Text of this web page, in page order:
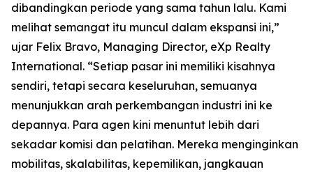
dibandingkan periode yang sama tahun lalu. Kami
melihat semangat itu muncul dalam ekspansi ini,”
ujar Felix Bravo, Managing Director, eXp Realty
International. “Setiap pasar ini memiliki kisahnya
sendiri, tetapi secara keseluruhan, semuanya
menunjukkan arah perkembangan industri ini ke
depannya. Para agen kini menuntut lebih dari
sekadar komisi dan pelatihan. Mereka menginginkan
mobilitas, skalabilitas, kepemilikan, jangkauan